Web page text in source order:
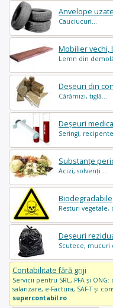
Anvelope uzate
Cauciucuri...
Mobilier vechi,
Lemn din
Deșeuri din
Cărămizi, tiglă...
Deșeuri
Seringi,
Substanțe
Acizi, solvenți ...
Biodegradabile
Resturi vegetale,
Deșeuri
Scutece, mucuri
Contabilitate fără griji
Servicii pentru SRL, PFA și
salarizare, e-Factura, SAF-T și
supercontabil.ro